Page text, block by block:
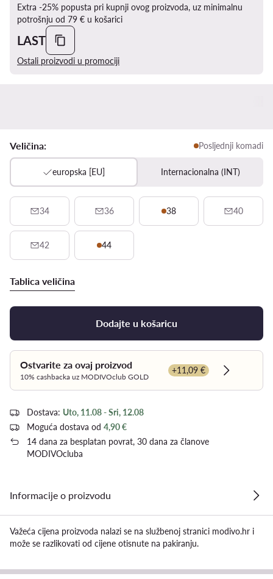
Extra -25% popusta pri kupnji ovog proizvoda, uz minimalnu
potrošnju od 79 € u košarici
LAST
Ostali proizvodi u promociji
Veličina: Posljednji komadi
europska [EU] Internacionalna (INT)
34 36 38 40
42 44
Tablica veličina
Dodajte u košaricu
Ostvarite za ovaj proizvod
10% cashbacka uz MODIVOclub GOLD
+11,09 €
Dowiedz
Dostava: Uto, 11.08 - Sri, 12.08
Moguća dostava od 4,90 €
14 dana za besplatan povrat, 30 dana za članove
MODIVOcluba
Informacije o proizvodu
Važeća cijena proizvoda nalazi se na službenoj stranici modivo.hr i
može se razlikovati od cijene otisnute na pakiranju.